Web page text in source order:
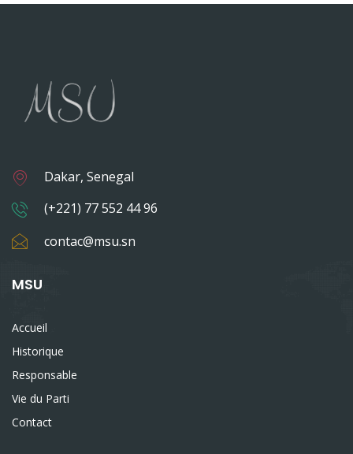
Dakar, Senegal
(+221) 77 552 44 96
contac@msu.sn
MSU
Accueil
Historique
Responsable
Vie du Parti
Contact